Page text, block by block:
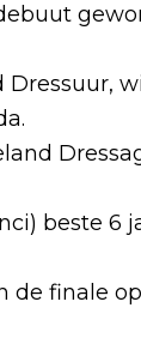
beste 6
de finale